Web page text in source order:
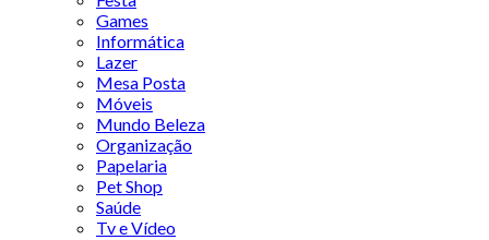
Games
Informática
Lazer
Mesa Posta
Móveis
Mundo Beleza
Organização
Papelaria
Pet Shop
Saúde
Tv e Vídeo